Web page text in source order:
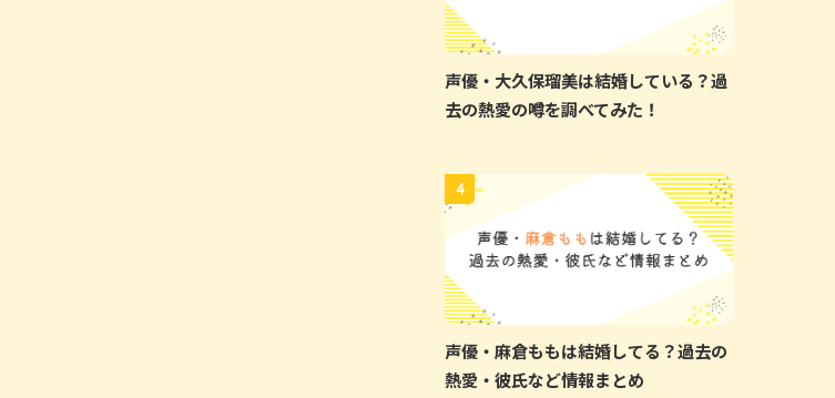
声優・大久保瑠美は結婚している？過
去の熱愛の噂を調べてみた！
4
声優・麻倉ももは結婚してる？過去の
熱愛・彼氏など情報まとめ